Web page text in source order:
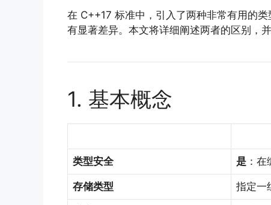
在 C++17 标准中，引入了两种非常有用的类
有显著差异。本文将详细阐述两者的区别，
1. 基本概念
类型安全 是 ：
存储类型 指定一